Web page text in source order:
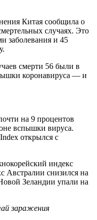
Китая сообщила о
случаях. Это
заболевания и 45
смерти 56 были в
коронавируса — и
на 9 процентов
вспышки вируса.
открылся с
индекс
Австралии снизился на
Зеландии упали на
заражения